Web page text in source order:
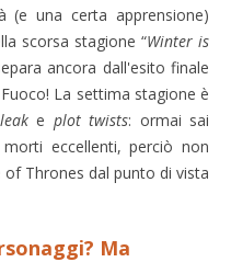
(e una certa apprensione)
scorsa stagione “Winter is
ancora dall'esito finale
La settima stagione è
leak e plot twists: ormai sai
eccellenti, perciò non
Thrones dal punto di vista
Ma